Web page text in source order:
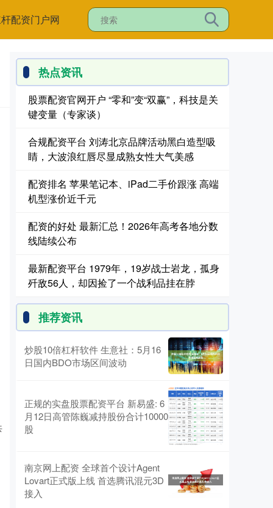
配资门户网
热点资讯
股票配资官网开户 “零和”变“双赢”，科技是关
键变量（专家谈）
合规配资平台 刘涛北京品牌活动黑白造型吸
睛，大波浪红唇尽显成熟女性大气美感
配资排名 苹果笔记本、iPad二手价跟涨 高端
机型涨价近千元
配资的好处 最新汇总！2026年高考各地分数
线陆续公布
最新配资平台 1979年，19岁战士岩龙，孤身
歼敌56人，却因捡了一个战利品挂在脖
推荐资讯
炒股10倍杠杆软件 生意社：5月16
日国内BDO市场区间波动
正规的实盘股票配资平台 新易盛: 6
月12日高管陈巍减持股份合计10000
股
南京网上配资 全球首个设计Agent
Lovart正式版上线 首选腾讯混元3D
接入